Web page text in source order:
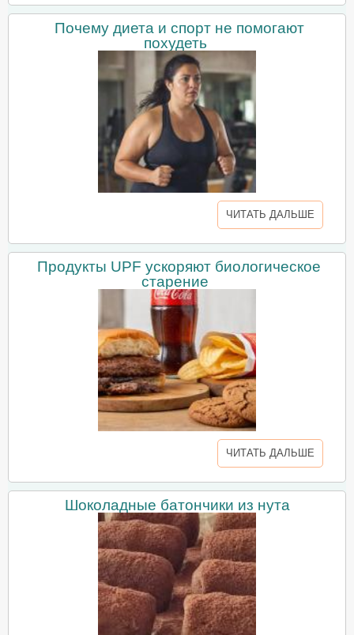
Почему диета и спорт не помогают
похудеть
ЧИТАТЬ ДАЛЬШЕ
Продукты UPF ускоряют биологическое
старение
ЧИТАТЬ ДАЛЬШЕ
Шоколадные батончики из нута